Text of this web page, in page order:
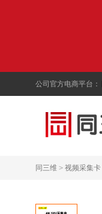
公司官方电商平台：
同三维 > 视频采集卡